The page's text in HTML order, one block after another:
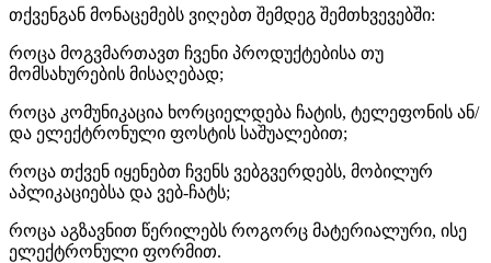
თქვენგან მონაცემებს ვიღებთ შემდეგ შემთხვევებში:
როცა მოგვმართავთ ჩვენი პროდუქტებისა თუ
მომსახურების მისაღებად;
როცა კომუნიკაცია ხორციელდება ჩატის, ტელეფონის ან/
და ელექტრონული ფოსტის საშუალებით;
როცა თქვენ იყენებთ ჩვენს ვებგვერდებს, მობილურ
აპლიკაციებსა და ვებ-ჩატს;
როცა აგზავნით წერილებს როგორც მატერიალური, ისე
ელექტრონული ფორმით.